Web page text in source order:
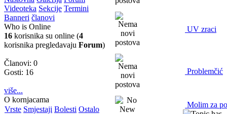
Videoteka Sekcije Termini
Banneri članovi
Who is Online
16 korisnika su online (4
korisnika pregledavaju Forum)
Članovi: 0
Gosti: 16
više...
O kornjacama
Vrste Smjestaji Bolesti Ostalo
UV zraci
Problemčić
Molim za